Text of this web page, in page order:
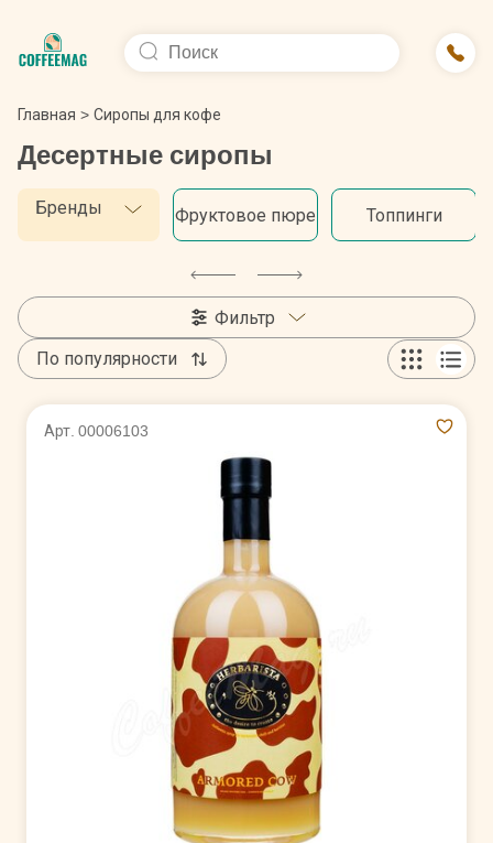
Главная > Сиропы для кофе
Десертные сиропы
Бренды Фруктовое пюре Топпинги
Фильтр
По популярности
Арт. 00006103